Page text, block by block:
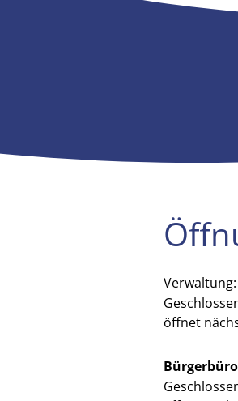
Verwaltung:
Klicken,
öffnet
Klicken, um